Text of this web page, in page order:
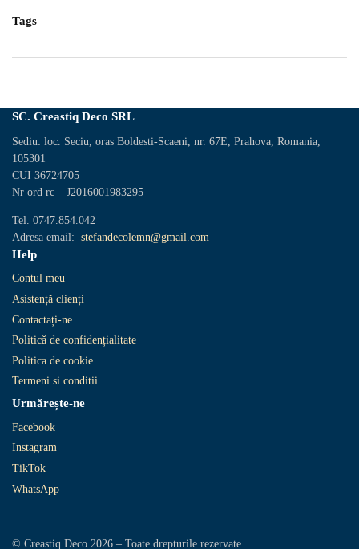
Tags
SC. Creastiq Deco SRL
Sediu: loc. Seciu, oras Boldesti-Scaeni, nr. 67E, Prahova, Romania,
105301
CUI 36724705
Nr ord rc – J2016001983295
Tel. 0747.854.042
Adresa email: stefandecolemn@gmail.com
Help
Contul meu
Asistență clienți
Contactați-ne
Politică de confidențialitate
Politica de cookie
Termeni si conditii
Urmărește-ne
Facebook
Instagram
TikTok
WhatsApp
© Creastiq Deco 2026 – Toate drepturile rezervate.